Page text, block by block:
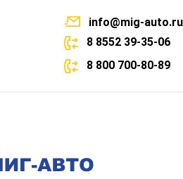
info@mig-auto.ru
8 8552 39-35-06
8 800 700-80-89